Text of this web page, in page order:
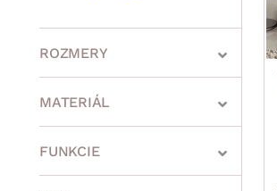
ROZMERY
min.
MATERIÁL
FUNKCIE